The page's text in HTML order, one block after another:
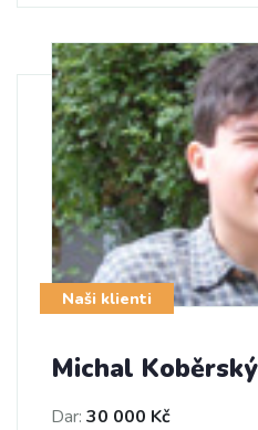
Naši klienti
Michal Koběrský
Dar: 30 000 Kč